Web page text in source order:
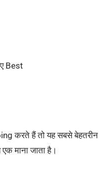
Best
करते हैं तो यह सबसे बेहतरीन
माना जाता है।